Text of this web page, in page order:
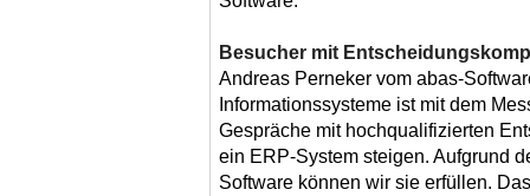
Besucher mit
Andreas Perneker vom abas-
Informationssysteme ist mit dem
Gespräche mit hochqualifizierten
ein ERP-System steigen. Aufgrund
Software können wir sie erfüllen.